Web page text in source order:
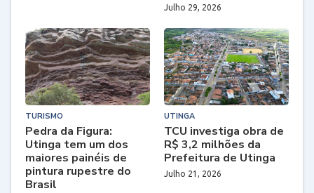
Julho 29, 2026
TURISMO
Pedra da Figura:
Utinga tem um dos
maiores painéis de
pintura rupestre do
Brasil
UTINGA
TCU investiga obra de
R$ 3,2 milhões da
Prefeitura de Utinga
Julho 21, 2026